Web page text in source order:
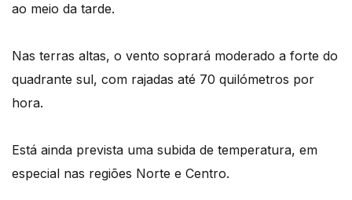
ao meio da tarde.
Nas terras altas, o vento soprará moderado a forte do
quadrante sul, com rajadas até 70 quilómetros por
hora.
Está ainda prevista uma subida de temperatura, em
especial nas regiões Norte e Centro.